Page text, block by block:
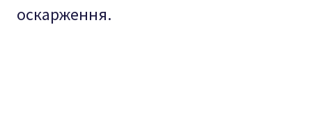
оскарження.